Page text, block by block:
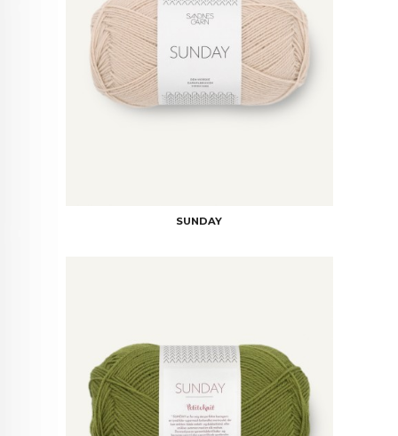
SUNDAY